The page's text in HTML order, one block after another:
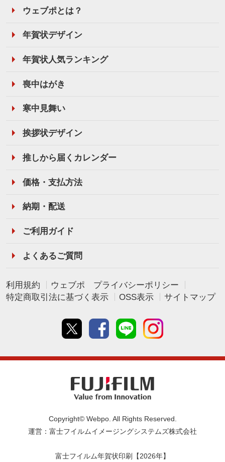
ウェブポとは？
年賀状デザイン
年賀状人気ランキング
喪中はがき
寒中見舞い
挨拶状デザイン
推しから届くカレンダー
価格・支払方法
納期・配送
ご利用ガイド
よくあるご質問
利用規約
ウェブポ プライバシーポリシー
特定商取引法に基づく表示
OSS表示 サイトマップ
Twitter Facebookline
Copyright© Webpo. All Rights Reserved.
運営：富士フイルムイメージングシステムズ株式会社
富士フイルム年賀状印刷【2026年】